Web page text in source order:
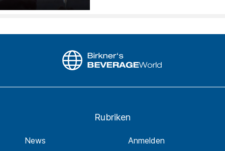
Rubriken
News
Anmelden